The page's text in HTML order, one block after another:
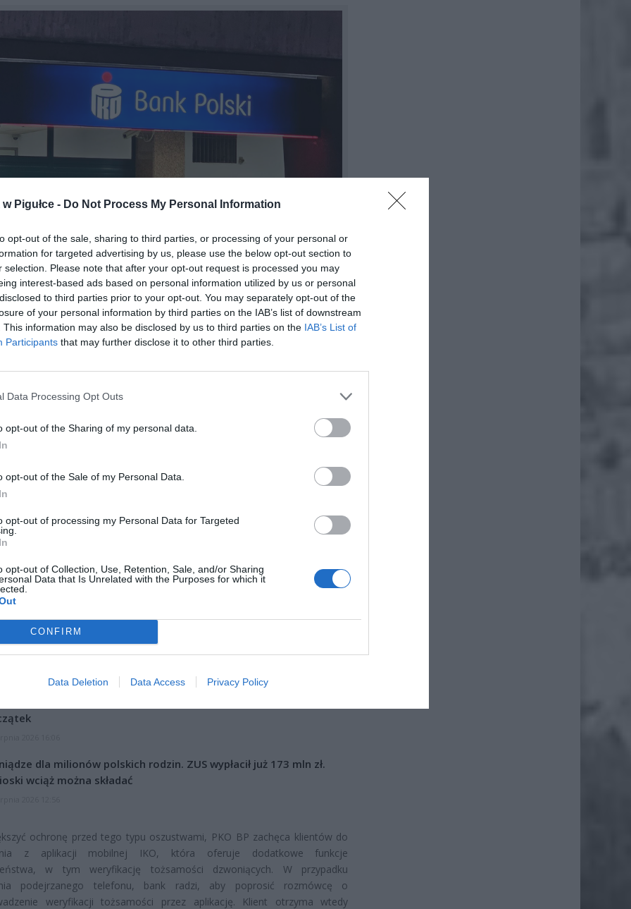
Pigułce - Do Not Process My Personal Information
opt-out of the sale, sharing to third parties, or processing of your personal or
for targeted advertising by us, please use the below opt-out section to
selection. Please note that after your opt-out request is processed you may
interest-based ads based on personal information utilized by us or personal
to third parties prior to your opt-out. You may separately opt-out of the
of your personal information by third parties on the IAB’s list of downstream
This information may also be disclosed by us to third parties on the IAB’s List of
Participants that may further disclose it to other third parties.
Data Processing Opt Outs
opt-out of the Sharing of my personal data.
opt-out of the Sale of my Personal Data.
opt-out of processing my Personal Data for Targeted
opt-out of Collection, Use, Retention, Sale, and/or Sharing
Data that Is Unrelated with the Purposes for which it
CONFIRM
Data Deletion Data Access Privacy Policy
Fot. Warszawa w Pigułce
PKO BP, oszuści kontaktują się z klientami, twierdząc, że doszło do
bezpieczeństwa konta, próbują wyłudzić dane umożliwiające dostęp do
do natychmiastowej utraty oszczędności, a interwencja policji bywa
ponieważ pokrzywdzeni często sami przekazują oszustom swoje dane.
RÓWNIEŻ:
dla milionów polskich rodzin. ZUS wypłacił już 173 mln zł.
wciąż można składać
ochronę przed tego typu oszustwami, PKO BP zachęca klientów do
z aplikacji mobilnej IKO, która oferuje dodatkowe funkcje
w tym weryfikację tożsamości dzwoniących. W przypadku
podejrzanego telefonu, bank radzi, aby poprosić rozmówcę o
weryfikacji tożsamości przez aplikację. Klient otrzyma wtedy